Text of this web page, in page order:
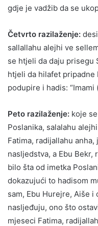
gdje je vadžib da se
Četvrto razilaženje:
sallallahu alejhi ve
se htjeli da daju prisegu
htjeli da hilafet
podupire i hadis:
Peto razilaženje: koje
Poslanika, salalahu
Fatima, radijallahu
nasljedstva, a Ebu Bekr,
bilo šta od imetka
dokazujući to hadisom
sam, Ebu Hurejre, Aiše i
nasljeđuju, ono što
mjeseci Fatima,